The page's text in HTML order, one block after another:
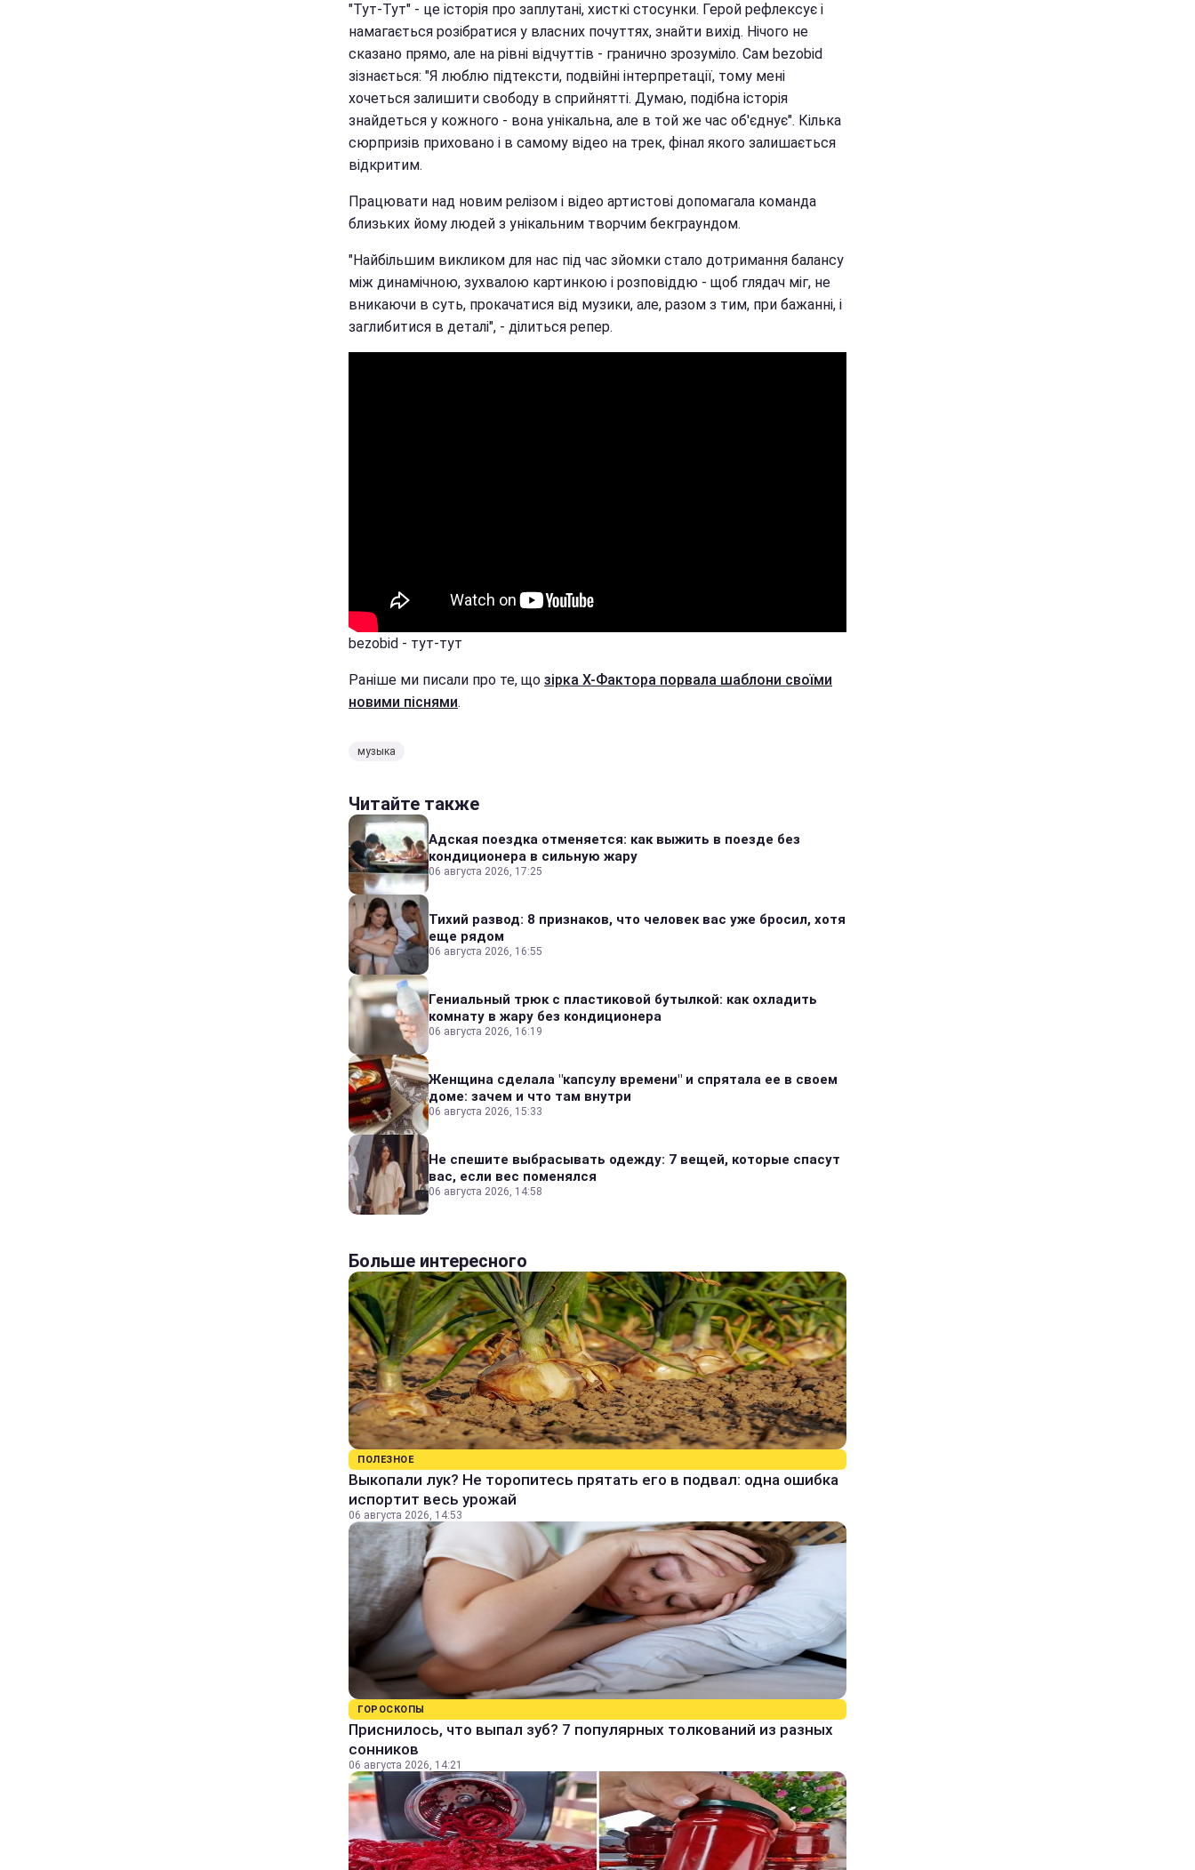
"Тут-Тут" - це історія про заплутані, хисткі стосунки. Герой рефлексує і
намагається розібратися у власних почуттях, знайти вихід. Нічого не
сказано прямо, але на рівні відчуттів - гранично зрозуміло. Сам bezobid
зізнається: "Я люблю підтексти, подвійні інтерпретації, тому мені
хочеться залишити свободу в сприйнятті. Думаю, подібна історія
знайдеться у кожного - вона унікальна, але в той же час об'єднує". Кілька
сюрпризів приховано і в самому відео на трек, фінал якого залишається
відкритим.
Працювати над новим релізом і відео артистові допомагала команда
близьких йому людей з унікальним творчим бекграундом.
"Найбільшим викликом для нас під час зйомки стало дотримання балансу
між динамічною, зухвалою картинкою і розповіддю - щоб глядач міг, не
вникаючи в суть, прокачатися від музики, але, разом з тим, при бажанні, і
заглибитися в деталі", - ділиться репер.
bezobid - тут-тут
Раніше ми писали про те, що зірка Х-Фактора порвала шаблони своїми
новими піснями.
музыка
Читайте также
Адская поездка отменяется: как выжить в поезде без
кондиционера в сильную жару
06 августа 2026, 17:25
Тихий развод: 8 признаков, что человек вас уже бросил, хотя
еще рядом
06 августа 2026, 16:55
Гениальный трюк с пластиковой бутылкой: как охладить
комнату в жару без кондиционера
06 августа 2026, 16:19
Женщина сделала "капсулу времени" и спрятала ее в своем
доме: зачем и что там внутри
06 августа 2026, 15:33
Не спешите выбрасывать одежду: 7 вещей, которые спасут
вас, если вес поменялся
06 августа 2026, 14:58
Больше интересного
ПОЛЕЗНОЕ
Выкопали лук? Не торопитесь прятать его в подвал: одна ошибка
испортит весь урожай
06 августа 2026, 14:53
ГОРОСКОПЫ
Приснилось, что выпал зуб? 7 популярных толкований из разных
сонников
06 августа 2026, 14:21